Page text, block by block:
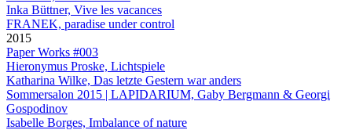
Inka Büttner, Vive les vacances
FRANEK, paradise under control
2015
Paper Works #003
Hieronymus Proske, Lichtspiele
Katharina Wilke, Das letzte Gestern war anders
Sommersalon 2015 | LAPIDARIUM, Gaby Bergmann & Georgi
Gospodinov
Isabelle Borges, Imbalance of nature